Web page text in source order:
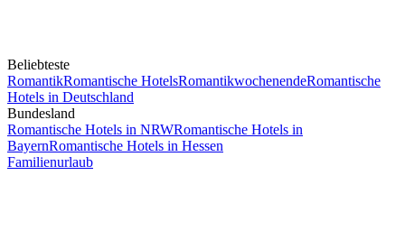
Beliebteste
RomantikRomantische HotelsRomantikwochenendeRomantische
Hotels in Deutschland
Bundesland
Romantische Hotels in NRWRomantische Hotels in
BayernRomantische Hotels in Hessen
Familienurlaub